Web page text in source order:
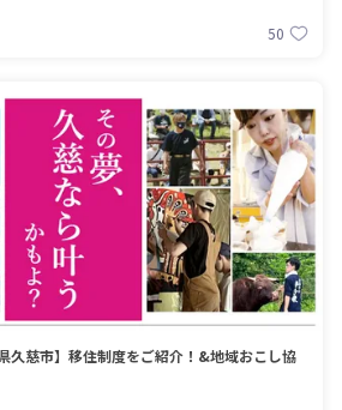
50
久慈市】移住制度をご紹介！&地域おこし協